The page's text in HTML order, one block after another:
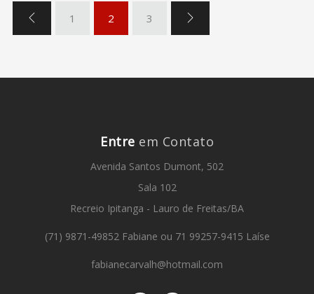
1 2 3
Entre em Contato
Avenida Santos Dumont, 502
Sala 102
Recreio Ipitanga - Lauro de Freitas/BA
(71) 9871-49852 Fabiane ou 71 99257-9415 Laíse
fabianecarvalh@hotmail.com